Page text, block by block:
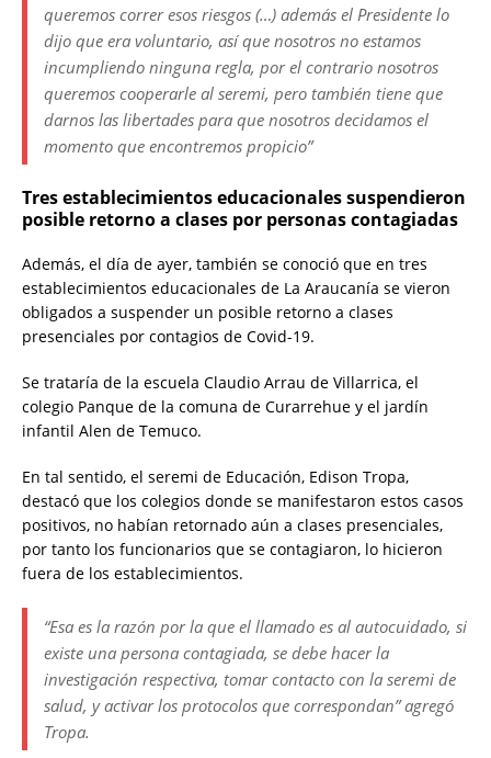
queremos correr esos riesgos (…) además el Presidente lo
dijo que era voluntario, así que nosotros no estamos
incumpliendo ninguna regla, por el contrario nosotros
queremos cooperarle al seremi, pero también tiene que
darnos las libertades para que nosotros decidamos el
momento que encontremos propicio”
Tres establecimientos educacionales suspendieron
posible retorno a clases por personas contagiadas
Además, el día de ayer, también se conoció que en tres
establecimientos educacionales de La Araucanía se vieron
obligados a suspender un posible retorno a clases
presenciales por contagios de Covid-19.
Se trataría de la escuela Claudio Arrau de Villarrica, el
colegio Panque de la comuna de Curarrehue y el jardín
infantil Alen de Temuco.
En tal sentido, el seremi de Educación, Edison Tropa,
destacó que los colegios donde se manifestaron estos casos
positivos, no habían retornado aún a clases presenciales,
por tanto los funcionarios que se contagiaron, lo hicieron
fuera de los establecimientos.
“Esa es la razón por la que el llamado es al autocuidado, si
existe una persona contagiada, se debe hacer la
investigación respectiva, tomar contacto con la seremi de
salud, y activar los protocolos que correspondan” agregó
Tropa.